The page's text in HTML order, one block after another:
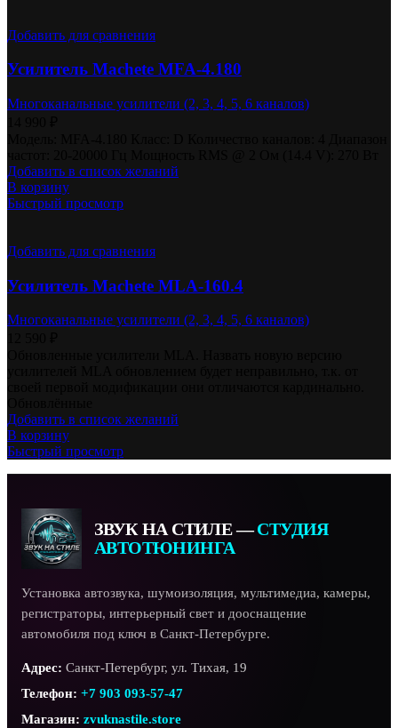
Добавить для сравнения
Усилитель Machete MFA-4.180
Многоканальные усилители (2, 3, 4, 5, 6 каналов)
Добавить в список желаний
В корзину
Быстрый просмотр
Добавить для сравнения
Усилитель Machete MLA-160.4
Многоканальные усилители (2, 3, 4, 5, 6 каналов)
Добавить в список желаний
В корзину
Быстрый просмотр
ЗВУК НА СТИЛЕ —СТУДИЯ
АВТОТЮНИНГА
Установка автозвука, шумоизоляция, мультимедиа, камеры,
регистраторы, интерьерный свет и дооснащение
автомобиля под ключ в Санкт-Петербурге.
Адрес: Санкт-Петербург, ул. Тихая, 19
Телефон: +7 903 093-57-47
Магазин: zvuknastile.store